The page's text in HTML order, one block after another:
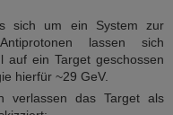
sich um ein System zur
lassen sich
auf ein Target geschossen
hierfür ~29 GeV.
verlassen das Target als